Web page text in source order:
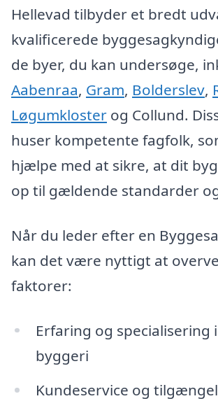
Hellevad tilbyder et bredt
kvalificerede
de byer, du kan undersøge,
Aabenraa, Gram, Bolderslev,
Løgumkloster og Collund.
huser kompetente fagfolk,
hjælpe med at sikre, at dit
op til gældende standarder
Når du leder efter en
kan det være nyttigt at
faktorer:
Erfaring og specialisering
byggeri
Kundeservice og